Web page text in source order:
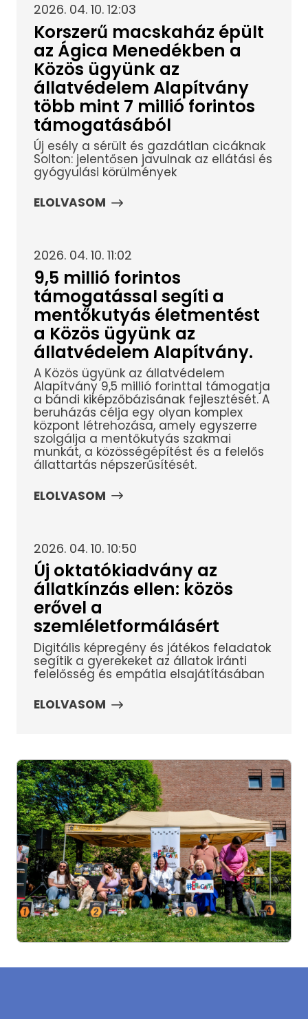
2026. 04. 10. 12:03
Korszerű macskaház épült
az Ágica Menedékben a
Közös ügyünk az
állatvédelem Alapítvány
több mint 7 millió forintos
támogatásából
Új esély a sérült és gazdátlan cicáknak
Solton: jelentősen javulnak az ellátási és
gyógyulási körülmények
ELOLVASOM
2026. 04. 10. 11:02
9,5 millió forintos
támogatással segíti a
mentőkutyás életmentést
a Közös ügyünk az
állatvédelem Alapítvány.
A Közös ügyünk az állatvédelem
Alapítvány 9,5 millió forinttal támogatja
a bándi kiképzőbázisának fejlesztését. A
beruházás célja egy olyan komplex
központ létrehozása, amely egyszerre
szolgálja a mentőkutyás szakmai
munkát, a közösségépítést és a felelős
állattartás népszerűsítését.
ELOLVASOM
2026. 04. 10. 10:50
Új oktatókiadvány az
állatkínzás ellen: közös
erővel a
szemléletformálásért
Digitális képregény és játékos feladatok
segítik a gyerekeket az állatok iránti
felelősség és empátia elsajátításában
ELOLVASOM